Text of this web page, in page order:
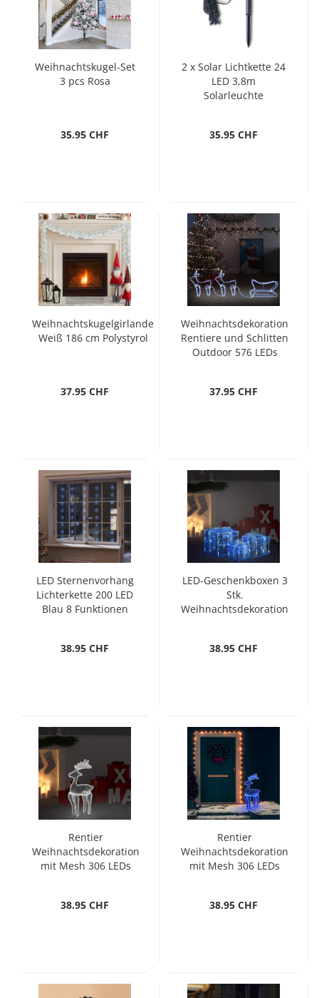
Weihnachtskugel-Set
3 pcs Rosa
35.95 CHF
2 x Solar Lichtkette 24
LED 3,8m
Solarleuchte
35.95 CHF
Weihnachtskugelgirlande
Weiß 186 cm Polystyrol
37.95 CHF
Weihnachtsdekoration
Rentiere und Schlitten
Outdoor 576 LEDs
37.95 CHF
LED Sternenvorhang
Lichterkette 200 LED
Blau 8 Funktionen
38.95 CHF
LED-Geschenkboxen 3
Stk.
Weihnachtsdekoration
38.95 CHF
Rentier
Weihnachtsdekoration
mit Mesh 306 LEDs
38.95 CHF
Rentier
Weihnachtsdekoration
mit Mesh 306 LEDs
38.95 CHF